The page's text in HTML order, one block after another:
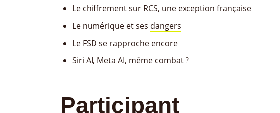
Le chiffrement sur RCS, une exception française
Le numérique et ses dangers
Le FSD se rapproche encore
Siri AI, Meta AI, même combat?
Participant